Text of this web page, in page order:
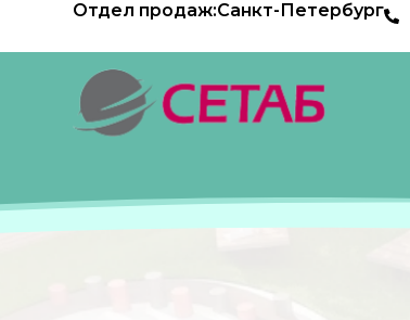
содержимому
Отдел продаж:Санкт-Петербург